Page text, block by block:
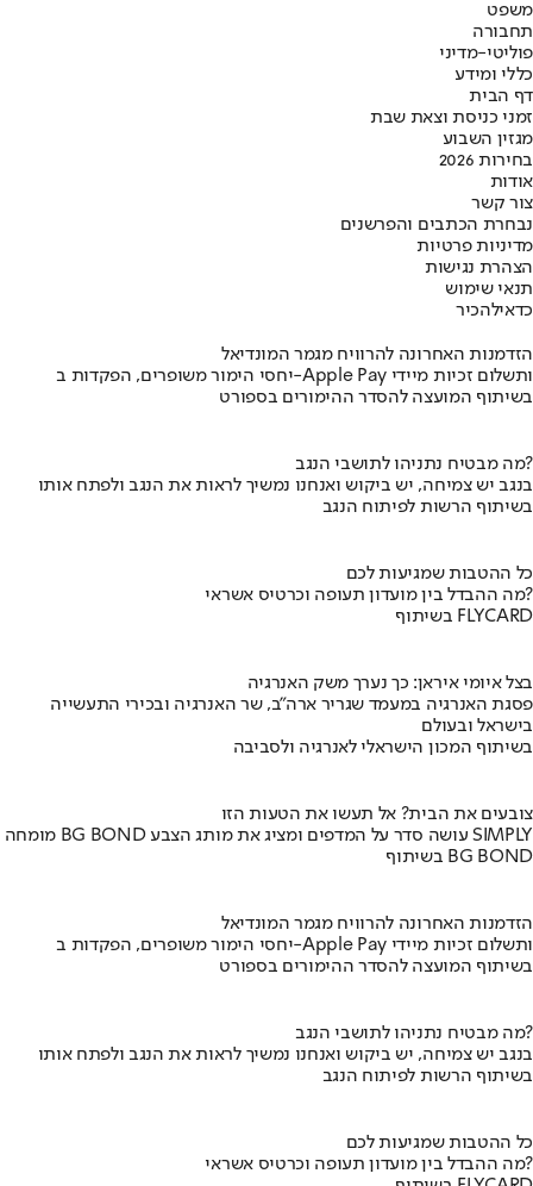
משפט
תחבורה
פוליטי-מדיני
כללי ומידע
דף הבית
זמני כניסת וצאת שבת
מגזין השבוע
בחירות 2026
אודות
צור קשר
נבחרת הכתבים והפרשנים
מדיניות פרטיות
הצהרת נגישות
תנאי שימוש
כדאילהכיר
הזדמנות האחרונה להרוויח מגמר המונדיאל
יחסי הימור משופרים, הפקדות ב-Apple Pay ותשלום זכיות מיידי
בשיתוף המועצה להסדר ההימורים בספורט
מה מבטיח נתניהו לתושבי הנגב?
בנגב יש צמיחה, יש ביקוש ואנחנו נמשיך לראות את הנגב ולפתח אותו
בשיתוף הרשות לפיתוח הנגב
כל ההטבות שמגיעות לכם
מה ההבדל בין מועדון תעופה וכרטיס אשראי?
בשיתוף FLYCARD
בצל איומי איראן: כך נערך משק האנרגיה
פסגת האנרגיה במעמד שגריר ארה"ב, שר האנרגיה ובכירי התעשייה
בישראל ובעולם
בשיתוף המכון הישראלי לאנרגיה ולסביבה
צובעים את הבית? אל תעשו את הטעות הזו
מומחה BG BOND עושה סדר על המדפים ומציג את מותג הצבע SIMPLY
בשיתוף BG BOND
הזדמנות האחרונה להרוויח מגמר המונדיאל
יחסי הימור משופרים, הפקדות ב-Apple Pay ותשלום זכיות מיידי
בשיתוף המועצה להסדר ההימורים בספורט
מה מבטיח נתניהו לתושבי הנגב?
בנגב יש צמיחה, יש ביקוש ואנחנו נמשיך לראות את הנגב ולפתח אותו
בשיתוף הרשות לפיתוח הנגב
כל ההטבות שמגיעות לכם
מה ההבדל בין מועדון תעופה וכרטיס אשראי?